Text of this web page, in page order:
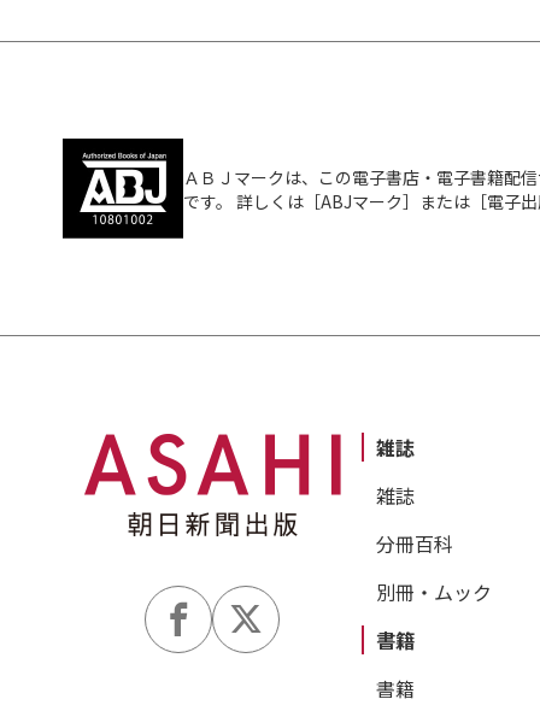
ＡＢＪマークは、この電子書店・電子書籍配
です。 詳しくは［ABJマーク］または［電子
雑誌
雑誌
分冊百科
別冊・ムック
書籍
書籍